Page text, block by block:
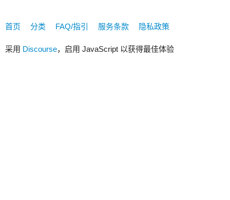
首页 分类 FAQ/指引 服务条款 隐私政策
采用 Discourse，启用 JavaScript 以获得最佳体验